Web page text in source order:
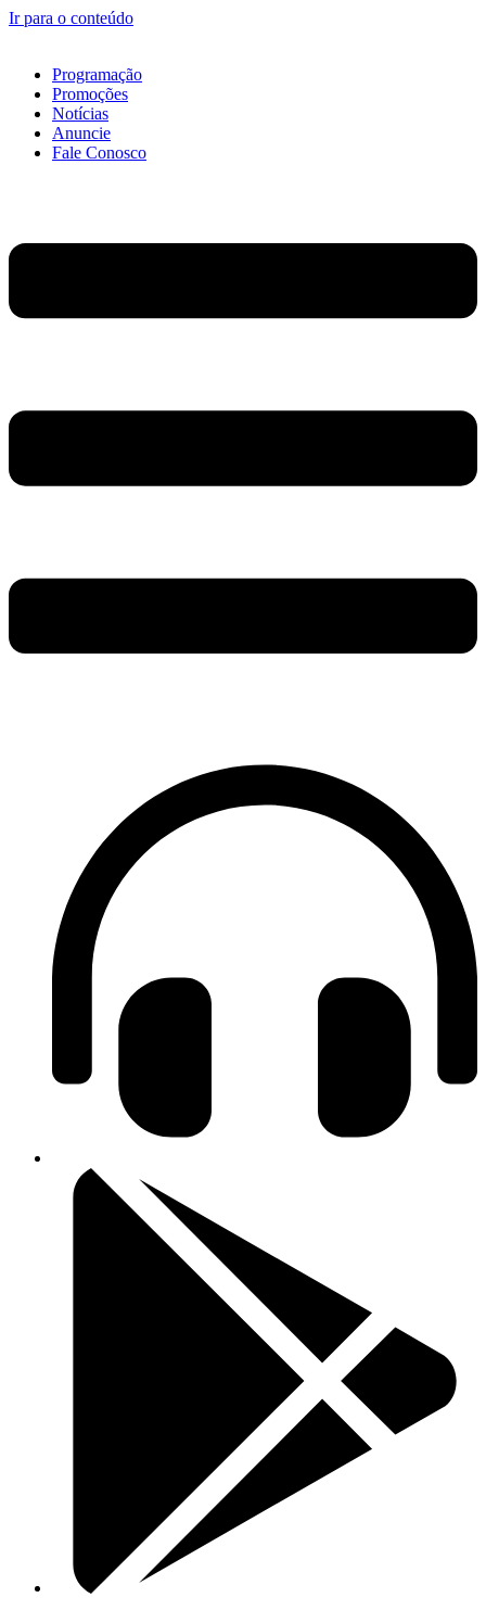
Ir para o conteúdo
Programação
Promoções
Notícias
Anuncie
Fale Conosco